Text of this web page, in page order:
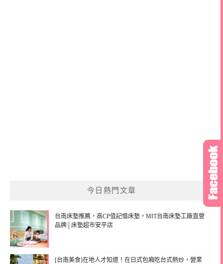
今日熱門文章
台南床墊推薦，高CP值記憶床墊，MIT台南床墊工廠直營
品牌│床墊超市安平店
[台南美食]在地人才知道！在日式包廂吃台式熱炒，營業